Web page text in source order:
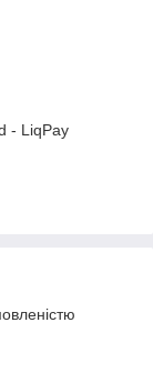
- LiqPay